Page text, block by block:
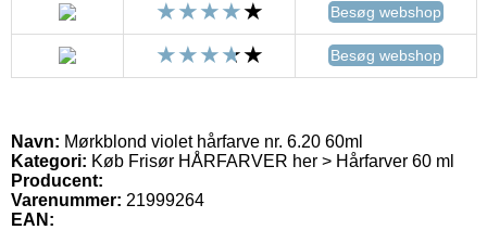
Besøg webshop
Besøg webshop
Navn: Mørkblond violet hårfarve nr. 6.20 60ml
Kategori: Køb Frisør HÅRFARVER her > Hårfarver 60 ml
Producent:
Varenummer: 21999264
EAN: